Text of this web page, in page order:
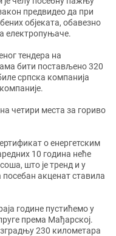
предвидео да при
објеката, обавезно
електропуњаче.
тендера на
бити постављено 320
српска компанија
четири места за гориво
о енергетским
10 година неће
што је тренд и у
посебан акценат ставила
године пустићемо у
према Мађарској.
230 километара